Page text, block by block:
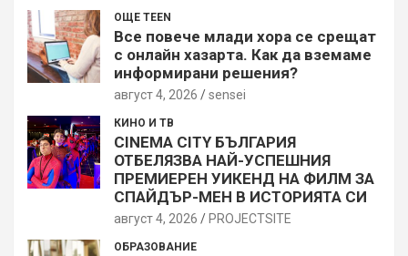
ОЩЕ TEEN
Все повече млади хора се срещат
с онлайн хазарта. Как да вземаме
информирани решения?
август 4, 2026 sensei
КИНО И ТВ
CINEMA CITY БЪЛГАРИЯ
ОТБЕЛЯЗВА НАЙ-УСПЕШНИЯ
ПРЕМИЕРЕН УИКЕНД НА ФИЛМ ЗА
СПАЙДЪР-МЕН В ИСТОРИЯТА СИ
август 4, 2026 PROJECTSITЕ
ОБРАЗОВАНИЕ